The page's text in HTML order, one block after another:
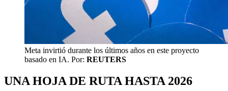
Meta invirtió durante los últimos años en este proyecto
basado en IA. Por: REUTERS
UNA HOJA DE RUTA HASTA 2026